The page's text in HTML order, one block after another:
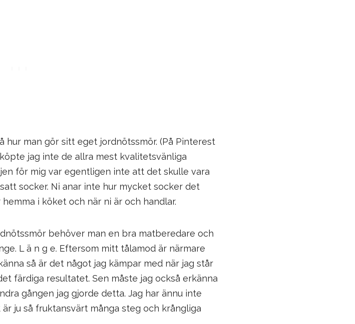
hur man gör sitt eget jordnötssmör. (På Pinterest
jag inte de allra mest kvalitetsvänliga
för mig var egentligen inte att det skulle vara
socker. Ni anar inte hur mycket socker det
i köket och när ni är och handlar.
behöver man en bra matberedare och
L ä n g e. Eftersom mitt tålamod är närmare
så är det något jag kämpar med när jag står
färdiga resultatet. Sen måste jag också erkänna
gången jag gjorde detta. Jag har ännu inte
ju så fruktansvärt många steg och krångliga